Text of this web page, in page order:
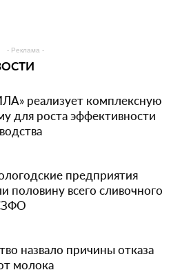
- Реклама -
реализует комплексную
для роста эффективности
предприятия
половину всего сливочного
назвало причины отказа
молока